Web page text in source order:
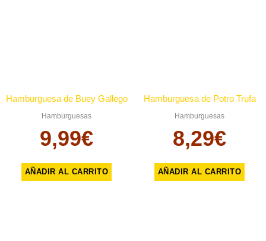
Hamburguesa de Buey Gallego
Hamburguesas
9,99€
AÑADIR AL CARRITO
Hamburguesa de Potro Trufa
Hamburguesas
8,29€
AÑADIR AL CARRITO